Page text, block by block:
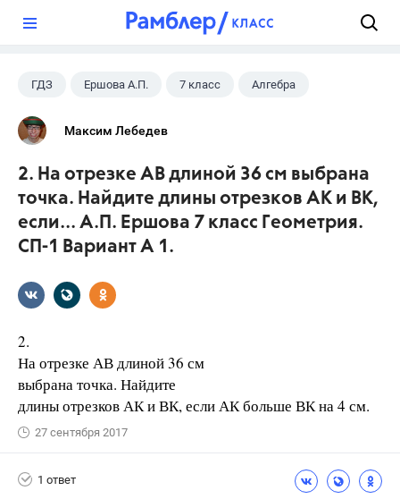
ГДЗ Ершова А.П. 7 класс Алгебра
Максим Лебедев
2. На отрезке АВ длиной 36 см выбрана
точка. Найдите длины отрезков АК и ВК,
если... А.П. Ершова 7 класс Геометрия.
СП-1 Вариант А 1.
2.
На отрезке АВ длиной 36 см
выбрана точка. Найдите
длины отрезков АК и ВК, если АК больше ВК на 4 см.
27 сентября 2017
1 ответ